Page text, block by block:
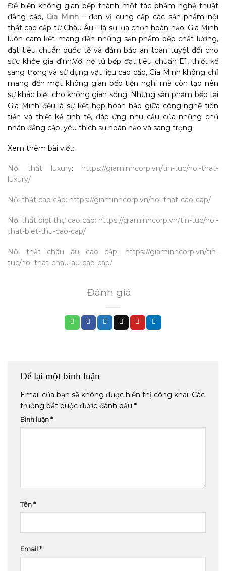
Để biến không gian bếp thành một tác phẩm nghệ thuật
đẳng cấp, Gia Minh – đơn vị cung cấp các sản phẩm nội
thất cao cấp từ Châu Âu – là sự lựa chọn hoàn hảo. Gia Minh
luôn cam kết mang đến những sản phẩm bếp chất lượng,
đạt tiêu chuẩn quốc tế và đảm bảo an toàn tuyệt đối cho
sức khỏe gia đình.Với hệ tủ bếp đạt tiêu chuẩn E1, thiết kế
sang trọng và sử dụng vật liệu cao cấp, Gia Minh không chỉ
mang đến một không gian bếp tiện nghi mà còn tạo nên
sự khác biệt cho không gian sống. Những sản phẩm bếp tại
Gia Minh đều là sự kết hợp hoàn hảo giữa công nghệ tiên
tiến và thiết kế tinh tế, đáp ứng nhu cầu của những chủ
nhân đẳng cấp, yêu thích sự hoàn hảo và sang trọng.
Xem thêm bài viết:
Nội thất luxury: https://giaminhcorp.vn/tin-tuc/noi-that-
luxury/
Nội thất cao cấp: https://giaminhcorp.vn/noi-that-cao-cap/
Nội thất biệt thự cao cấp: https://giaminhcorp.vn/tin-tuc/noi-
that-biet-thu-cao-cap/
Nội thất châu âu cao cấp:
https://giaminhcorp.vn/tin-
tuc/noi-that-chau-au-cao-cap/
Đánh giá
Để lại một bình luận
Email của bạn sẽ không được hiển thị công khai. Các
trường bắt buộc được đánh dấu *
Bình luận *
Tên *
Email *